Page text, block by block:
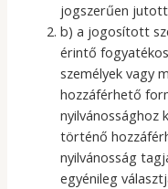
jogszerűen jutott
b) a jogosított
érintő
személyek vagy
hozzáférhető
nyilvánossághoz
történő
nyilvánosság
egyénileg